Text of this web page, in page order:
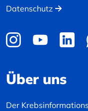
Datenschutz
Über uns
Der